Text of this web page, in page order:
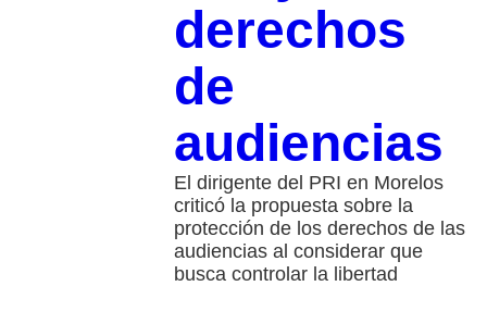
derechos
de
audiencias
El dirigente del PRI en Morelos
criticó la propuesta sobre la
protección de los derechos de las
audiencias al considerar que
busca controlar la libertad